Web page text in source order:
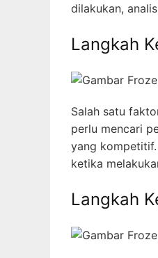
dilakukan,
Langkah
Salah satu
perlu mencari
yang
ketika
Langkah